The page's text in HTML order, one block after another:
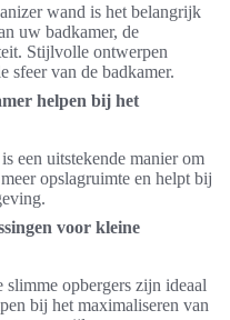
wand is het belangrijk
uw badkamer, de
Stijlvolle ontwerpen
sfeer van de badkamer.
helpen bij het
een uitstekende manier om
opslagruimte en helpt bij
voor kleine
opbergers zijn ideaal
bij het maximaliseren van